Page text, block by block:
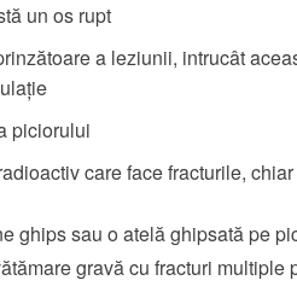
un os rupt
a leziunii, intrucât
piciorului
care face fracturile,
ghips sau o atelă ghipsată pe
gravă cu fracturi multiple